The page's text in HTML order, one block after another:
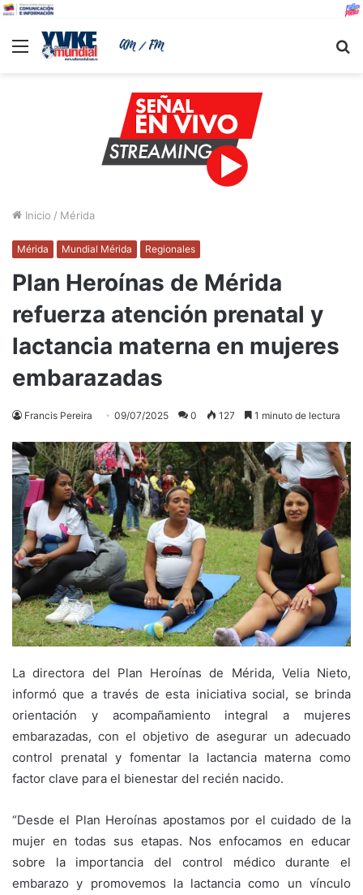
Menu
Inicio / Mérida
Mérida Mundial Mérida Regionales
Plan Heroínas de Mérida
refuerza atención prenatal y
lactancia materna en mujeres
embarazadas
Francis Pereira 09/07/2025 0 127 1 minuto de lectura
La directora del Plan Heroínas de Mérida, Velia Nieto,
informó que a través de esta iniciativa social, se brinda
orientación y acompañamiento integral a mujeres
embarazadas, con el objetivo de asegurar un adecuado
control prenatal y fomentar la lactancia materna como
factor clave para el bienestar del recién nacido.
“Desde el Plan Heroínas apostamos por el cuidado de la
mujer en todas sus etapas. Nos enfocamos en educar
sobre la importancia del control médico durante el
embarazo y promovemos la lactancia como un vínculo